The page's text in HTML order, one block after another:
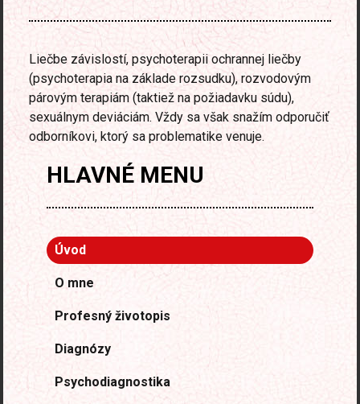
Liečbe závislostí, psychoterapii ochrannej liečby
(psychoterapia na základe rozsudku), rozvodovým
párovým terapiám (taktiež na požiadavku súdu),
sexuálnym deviáciám. Vždy sa však snažím odporučiť
odborníkovi, ktorý sa problematike venuje.
HLAVNÉ MENU
Úvod
O mne
Profesný životopis
Diagnózy
Psychodiagnostika